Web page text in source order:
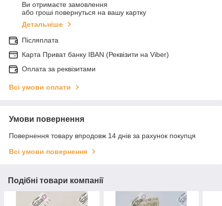
Ви отримаєте замовлення
або гроші повернуться на вашу картку
Детальніше
Післяплата
Карта Приват банку IBAN (Реквізити на Viber)
Оплата за реквізитами
Всі умови оплати
Умови повернення
Повернення товару впродовж 14 днів за рахунок покупця
Всі умови повернення
Подібні товари компанії